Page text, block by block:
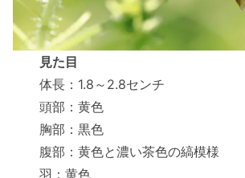
見た目
体長：1.8～2.8センチ
頭部：黄色
胸部：黒色
腹部：黄色と濃い茶色の縞模様
羽：黄色